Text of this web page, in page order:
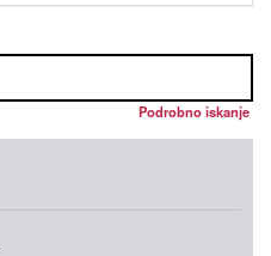
Podrobno iskanje